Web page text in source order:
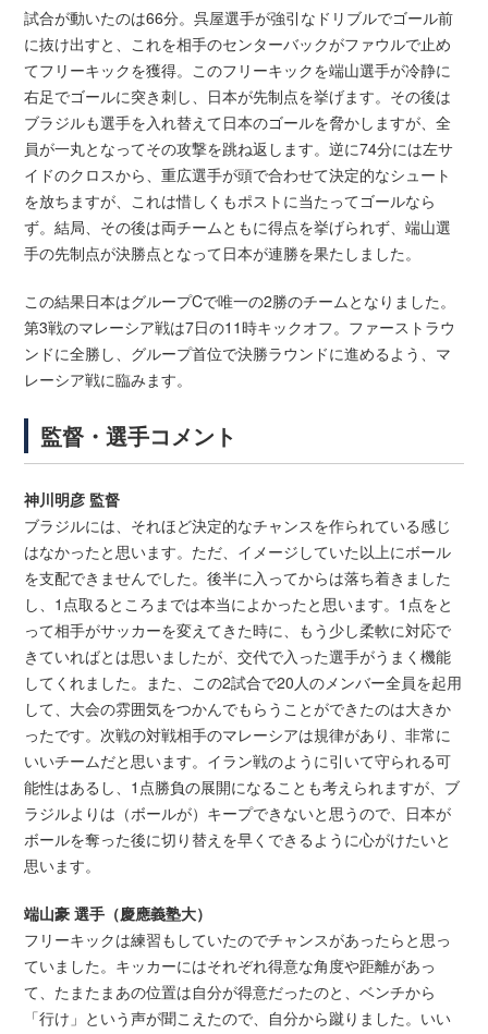
試合が動いたのは66分。呉屋選手が強引なドリブルでゴール前
に抜け出すと、これを相手のセンターバックがファウルで止め
てフリーキックを獲得。このフリーキックを端山選手が冷静に
右足でゴールに突き刺し、日本が先制点を挙げます。その後は
ブラジルも選手を入れ替えて日本のゴールを脅かしますが、全
員が一丸となってその攻撃を跳ね返します。逆に74分には左サ
イドのクロスから、重広選手が頭で合わせて決定的なシュート
を放ちますが、これは惜しくもポストに当たってゴールなら
ず。結局、その後は両チームともに得点を挙げられず、端山選
手の先制点が決勝点となって日本が連勝を果たしました。
この結果日本はグループCで唯一の2勝のチームとなりました。
第3戦のマレーシア戦は7日の11時キックオフ。ファーストラウ
ンドに全勝し、グループ首位で決勝ラウンドに進めるよう、マ
レーシア戦に臨みます。
監督・選手コメント
神川明彦 監督
ブラジルには、それほど決定的なチャンスを作られている感じ
はなかったと思います。ただ、イメージしていた以上にボール
を支配できませんでした。後半に入ってからは落ち着きました
し、1点取るところまでは本当によかったと思います。1点をと
って相手がサッカーを変えてきた時に、もう少し柔軟に対応で
きていればとは思いましたが、交代で入った選手がうまく機能
してくれました。また、この2試合で20人のメンバー全員を起用
して、大会の雰囲気をつかんでもらうことができたのは大きか
ったです。次戦の対戦相手のマレーシアは規律があり、非常に
いいチームだと思います。イラン戦のように引いて守られる可
能性はあるし、1点勝負の展開になることも考えられますが、ブ
ラジルよりは（ボールが）キープできないと思うので、日本が
ボールを奪った後に切り替えを早くできるように心がけたいと
思います。
端山豪 選手（慶應義塾大）
フリーキックは練習もしていたのでチャンスがあったらと思っ
ていました。キッカーにはそれぞれ得意な角度や距離があっ
て、たまたまあの位置は自分が得意だったのと、ベンチから
「行け」という声が聞こえたので、自分から蹴りました。いい